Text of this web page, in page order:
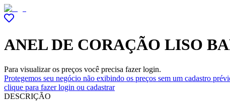
ANEL DE CORAÇÃO LISO
Para visualizar os preços você precisa fazer login.
Protegemos seu negócio não exibindo os preços sem um cadastro
clique para fazer login ou cadastrar
DESCRIÇÃO